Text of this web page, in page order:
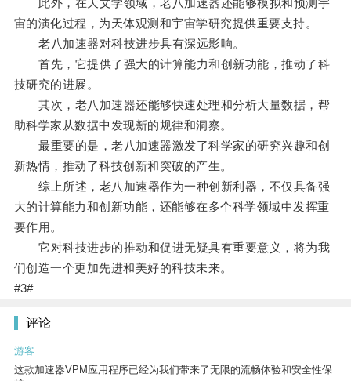
此外，在天文学领域，老八加速器还能够模拟和预测宇
宙的演化过程，为天体观测和宇宙学研究提供重要支持。
老八加速器对科技进步具有深远影响。
首先，它提供了强大的计算能力和创新功能，推动了科
技研究的进展。
其次，老八加速器还能够快速处理和分析大量数据，帮
助科学家从数据中发现新的规律和洞察。
最重要的是，老八加速器激发了科学家的研究兴趣和创
新热情，推动了科技创新和突破的产生。
综上所述，老八加速器作为一种创新利器，不仅具备强
大的计算能力和创新功能，还能够在多个科学领域中发挥重
要作用。
它对科技进步的推动和促进无疑具有重要意义，将为我
们创造一个更加先进和美好的科技未来。
#3#
评论
游客
这款加速器VPM应用程序已经为我们带来了无限的流畅体验和安全性保